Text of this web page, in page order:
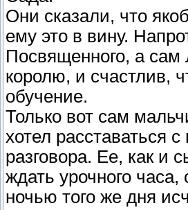
Они сказали, что
ему это в вину.
Посвященного, а сам
королю, и счастлив,
обучение.
Только вот сам
хотел расставаться
разговора. Ее, как и
ждать урочного
ночью того же дня